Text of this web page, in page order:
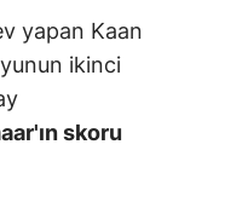
yapan Kaan
ikinci
skoru